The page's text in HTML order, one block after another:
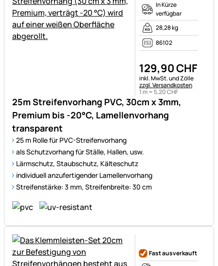
25m Streifenvorhang PVC, 30cm x 3mm,
Premium bis -20°C, Lamellenvorhang
transparent
25 m Rolle für PVC-Streifenvorhang
als Schutzvorhang für Ställe, Hallen, usw.
Lärmschutz, Staubschutz, Kälteschutz
individuell anzufertigender Lamellenvorhang
Streifenstärke: 3 mm, Streifenbreite: 30 cm
In Kürze
verfügbar
28,28 kg
86102
129,90CHF
Steuerhinweis:
inkl. MwSt. und Zölle
zzgl. Versandkosten
1 m = 5,20CHF
Fast ausverkauft